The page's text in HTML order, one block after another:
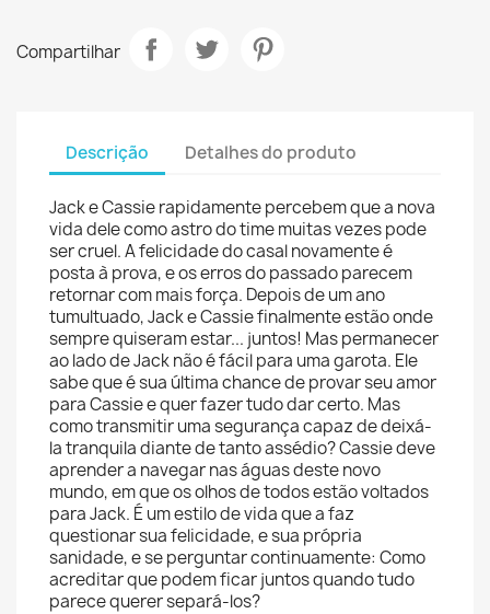
Compartilhar
Descrição Detalhes do produto
Jack e Cassie rapidamente percebem que a nova
vida dele como astro do time muitas vezes pode
ser cruel. A felicidade do casal novamente é
posta à prova, e os erros do passado parecem
retornar com mais força. Depois de um ano
tumultuado, Jack e Cassie finalmente estão onde
sempre quiseram estar... juntos! Mas permanecer
ao lado de Jack não é fácil para uma garota. Ele
sabe que é sua última chance de provar seu amor
para Cassie e quer fazer tudo dar certo. Mas
como transmitir uma segurança capaz de deixá-
la tranquila diante de tanto assédio? Cassie deve
aprender a navegar nas águas deste novo
mundo, em que os olhos de todos estão voltados
para Jack. É um estilo de vida que a faz
questionar sua felicidade, e sua própria
sanidade, e se perguntar continuamente: Como
acreditar que podem ficar juntos quando tudo
parece querer separá-los?